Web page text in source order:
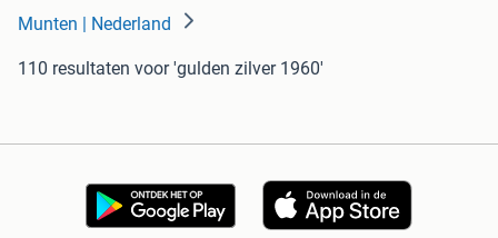
Munten | Nederland
110 resultaten voor 'gulden zilver 1960'